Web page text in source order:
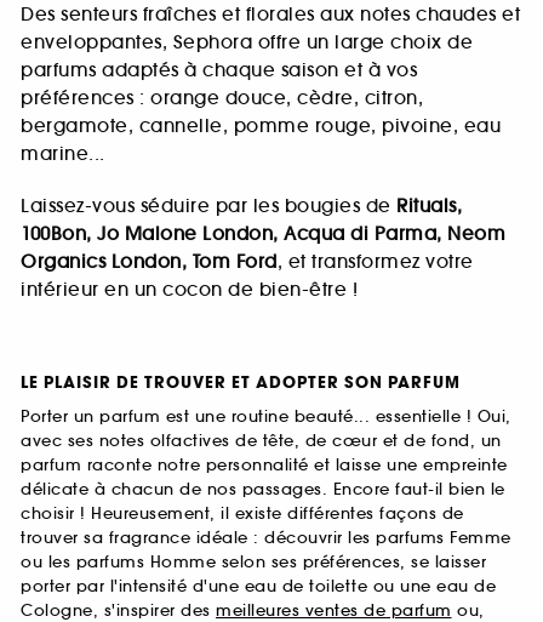
Des senteurs fraîches et florales aux notes chaudes et
enveloppantes, Sephora offre un large choix de
parfums adaptés à chaque saison et à vos
préférences : orange douce, cèdre, citron,
bergamote, cannelle, pomme rouge, pivoine, eau
marine...
Laissez-vous séduire par les bougies de Rituals,
100Bon, Jo Malone London, Acqua di Parma, Neom
Organics London, Tom Ford, et transformez votre
intérieur en un cocon de bien-être !
LE PLAISIR DE TROUVER ET ADOPTER SON PARFUM
Porter un parfum est une routine beauté... essentielle ! Oui,
avec ses notes olfactives de tête, de cœur et de fond, un
parfum raconte notre personnalité et laisse une empreinte
délicate à chacun de nos passages. Encore faut-il bien le
choisir ! Heureusement, il existe différentes façons de
trouver sa fragrance idéale : découvrir les parfums Femme
ou les parfums Homme selon ses préférences, se laisser
porter par l'intensité d'une eau de toilette ou une eau de
Cologne, s'inspirer des meilleures ventes de parfum ou,